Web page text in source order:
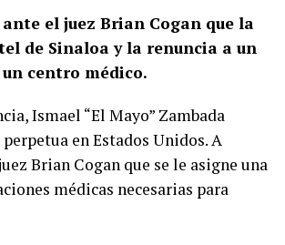
el juez Brian Cogan que la
de Sinaloa y la renuncia a un
centro médico.
Ismael “El Mayo” Zambada
en Estados Unidos. A
Brian Cogan que se le asigne una
médicas necesarias para